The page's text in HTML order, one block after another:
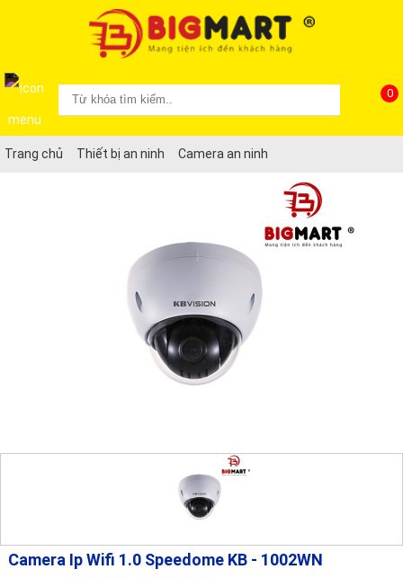
0
Trang chủ Thiết bị an ninh Camera an ninh
Camera Ip Wifi 1.0 Speedome KB - 1002WN